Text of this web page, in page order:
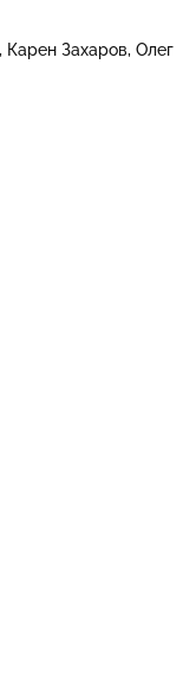
Карен Захаров Олег